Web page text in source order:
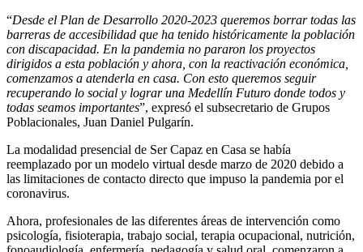
“Desde el Plan de Desarrollo 2020-2023 queremos borrar todas las
barreras de accesibilidad que ha tenido históricamente la población
con discapacidad. En la pandemia no pararon los proyectos
dirigidos a esta población y ahora, con la reactivación económica,
comenzamos a atenderla en casa. Con esto queremos seguir
recuperando lo social y lograr una Medellín Futuro donde todos y
todas seamos importantes”, expresó el subsecretario de Grupos
Poblacionales, Juan Daniel Pulgarín.
La modalidad presencial de Ser Capaz en Casa se había
reemplazado por un modelo virtual desde marzo de 2020 debido a
las limitaciones de contacto directo que impuso la pandemia por el
coronavirus.
Ahora, profesionales de las diferentes áreas de intervención como
psicología, fisioterapia, trabajo social, terapia ocupacional, nutrición,